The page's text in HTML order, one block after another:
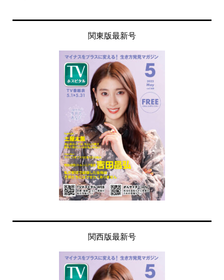
関東版最新号
関西版最新号